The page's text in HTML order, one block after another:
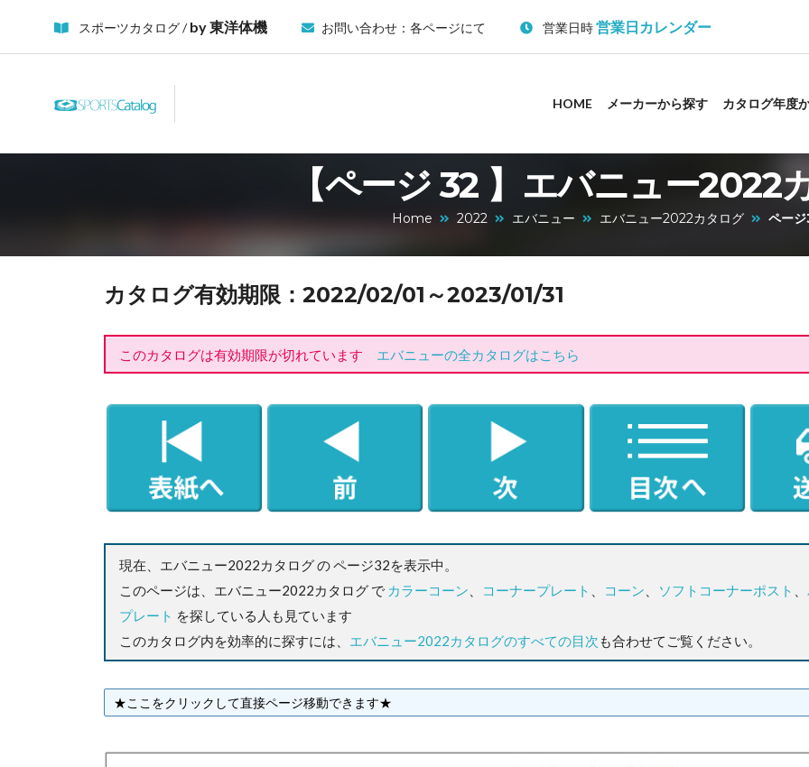
スポーツカタログ /by 東洋体機 お問い合わせ：各ページにて 営業日時営業日カレンダー
HOME メーカーから探す カタログ年度
【ページ 32 】エバニュー2022
Home 2022 エバニュー エバニュー2022カタログ ペー
カタログ有効期限：2022/02/01～2023/01/31
このカタログは有効期限が切れています エバニューの全カタログはこちら
現在、エバニュー2022カタログ の ページ32を表示中。
このページは、エバニュー2022カタログ で カラーコーン コーナープレート コーン ソフトコーナーポスト
プレート を探している人も見ています
このカタログ内を効率的に探すには、 エバニュー2022カタログのすべての目次 も合わせてご覧ください。